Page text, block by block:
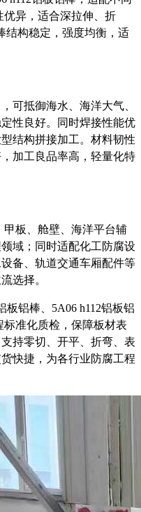
优异，适合深拉伸、折
结构稳定，强度均衡，适
可抵御海水、海洋大气、
性良好。同时焊接性能优
结构拼接加工。材料韧性
加工良品率高，轻量化特
甲板、舱壁、海洋平台辅
域；同时适配化工防腐设
备、轨道交通车厢配件等
选择。
铝棒、5A06 h112铝板铝
准化质检，保障板材表
支持零切、开平、折弯、表
快捷，为各行业防腐工程